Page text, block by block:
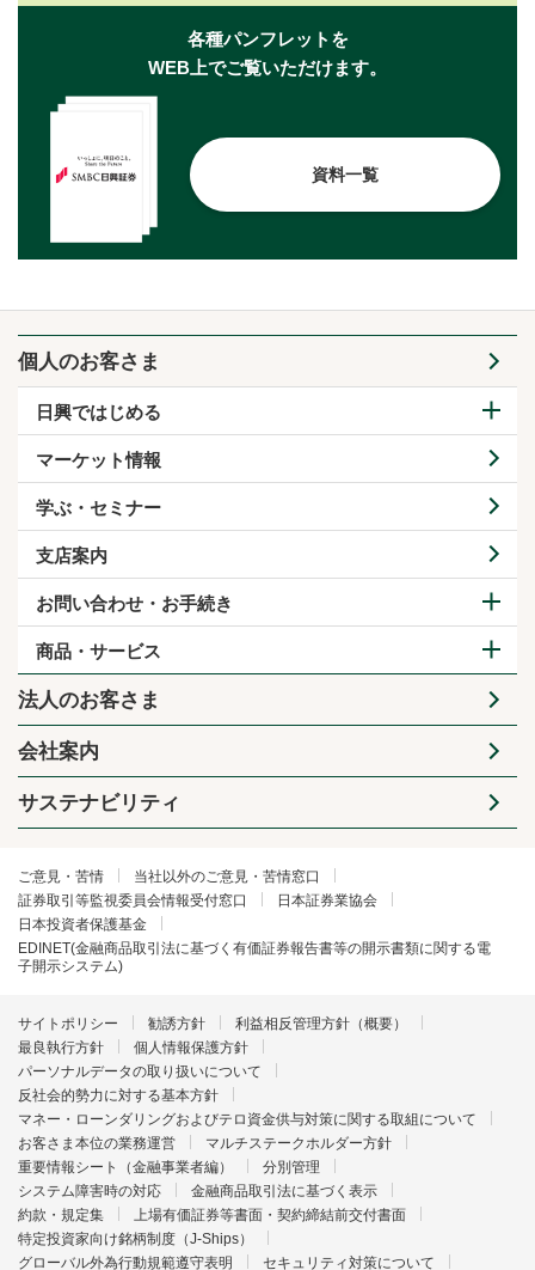
各種パンフレットを
WEB上でご覧いただけます。
資料一覧
個人のお客さま
日興ではじめる
マーケット情報
学ぶ・セミナー
支店案内
お問い合わせ・お手続き
商品・サービス
法人のお客さま
会社案内
サステナビリティ
ご意見・苦情
当社以外のご意見・苦情窓口
証券取引等監視委員会情報受付窓口
日本証券業協会
日本投資者保護基金
EDINET(金融商品取引法に基づく有価証券報告書等の開示書類に関する電
子開示システム)
サイトポリシー 勧誘方針
利益相反管理方針（概要）
最良執行方針
個人情報保護方針
パーソナルデータの取り扱いについて
反社会的勢力に対する基本方針
マネー・ローンダリングおよびテロ資金供与対策に関する取組について
お客さま本位の業務運営
マルチステークホルダー方針
重要情報シート（金融事業者編）
分別管理
システム障害時の対応
金融商品取引法に基づく表示
約款・規定集
上場有価証券等書面・契約締結前交付書面
特定投資家向け銘柄制度（J-Ships）
グローバル外為行動規範遵守表明
セキュリティ対策について